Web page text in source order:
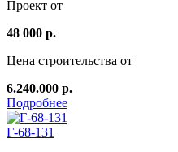
Проект от
48 000 р.
Цена строительства от
6.240.000 р.
Подробнее
Г-68-131